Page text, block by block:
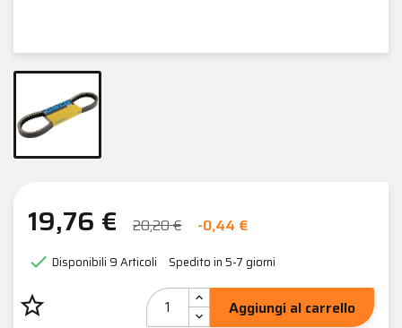
19,76 € 20,20 € -0,44 €
 Disponibili 9 Articoli Spedito in 5-7 giorni
star_border
Aggiungi al carrello